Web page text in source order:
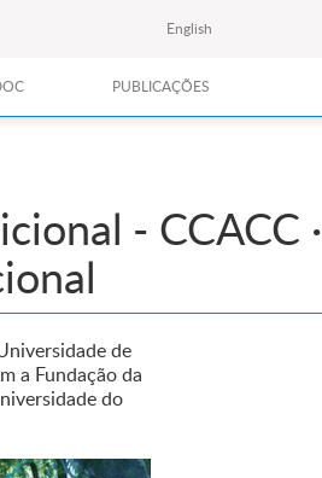
English
PUBLICAÇÕES
- CCACC ·
de
a Fundação da
do